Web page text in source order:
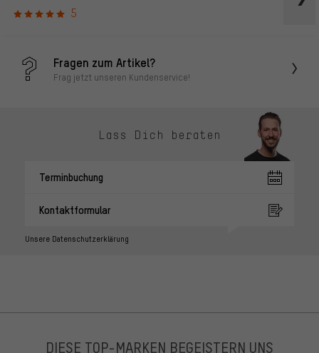
5
Fragen zum Artikel?
Frag jetzt unseren Kundenservice!
Lass Dich beraten
Terminbuchung
Kontaktformular
Unsere Datenschutzerklärung
DIESE TOP-MARKEN BEGEISTERN UNS